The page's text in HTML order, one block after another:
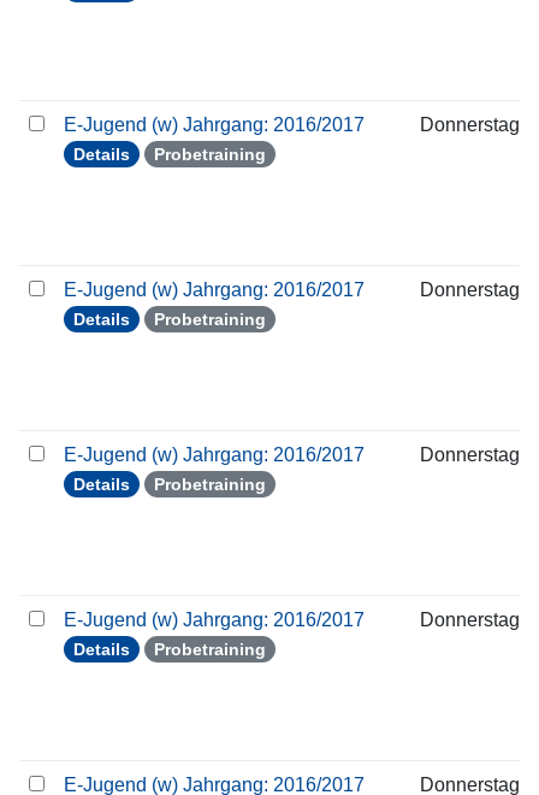
E-Jugend (w) Jahrgang: 2016/2017
Details Probetraining
Donnerstag
E-Jugend (w) Jahrgang: 2016/2017
Details Probetraining
Donnerstag
E-Jugend (w) Jahrgang: 2016/2017
Details Probetraining
Donnerstag
E-Jugend (w) Jahrgang: 2016/2017
Details Probetraining
Donnerstag
E-Jugend (w) Jahrgang: 2016/2017 Donnerstag